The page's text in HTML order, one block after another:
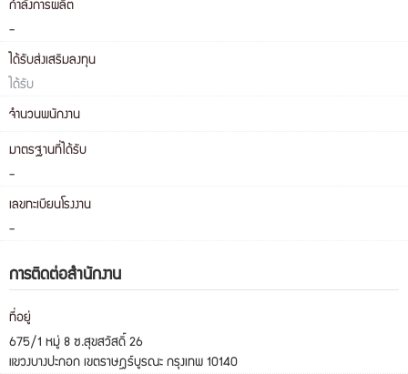
กำลังการผลิต
-
ได้รับส่งเสริมลงทุน
ได้รับ
จำนวนพนักงาน
มาตรฐานที่ได้รับ
-
เลขทะเบียนโรงงาน
-
การติดต่อสำนักงาน
ที่อยู่
675/1 หมู่ 8 ซ.สุขสวัสดิ์ 26
แขวงบางปะกอก เขตราษฎร์บูรณะ กรุงเทพ 10140